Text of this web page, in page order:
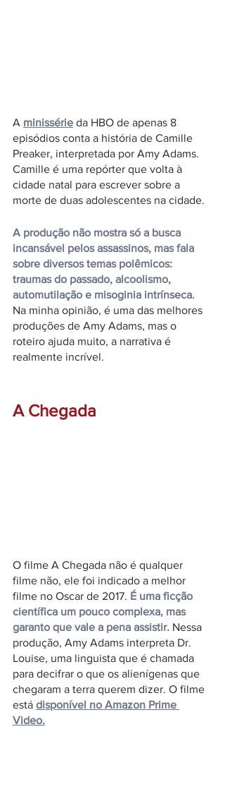
A minissérie da HBO de apenas 8
episódios conta a história de Camille
Preaker, interpretada por Amy Adams.
Camille é uma repórter que volta à
cidade natal para escrever sobre a
morte de duas adolescentes na cidade.
A produção não mostra só a busca
incansável pelos assassinos, mas fala
sobre diversos temas polêmicos:
traumas do passado, alcoolismo,
automutilação e misoginia intrínseca.
Na minha opinião, é uma das melhores
produções de Amy Adams, mas o
roteiro ajuda muito, a narrativa é
realmente incrível.
A Chegada
O filme A Chegada não é qualquer
filme não, ele foi indicado a melhor
filme no Oscar de 2017. É uma ficção
científica um pouco complexa, mas
garanto que vale a pena assistir. Nessa
produção, Amy Adams interpreta Dr.
Louise, uma linguista que é chamada
para decifrar o que os alienígenas que
chegaram a terra querem dizer. O filme
está disponível no Amazon Prime
Video.